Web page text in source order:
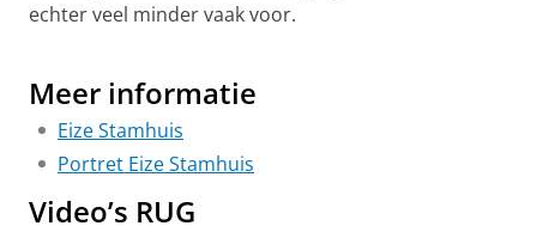
echter veel minder vaak voor.
Meer informatie
Eize Stamhuis
Portret Eize Stamhuis
Video’s RUG